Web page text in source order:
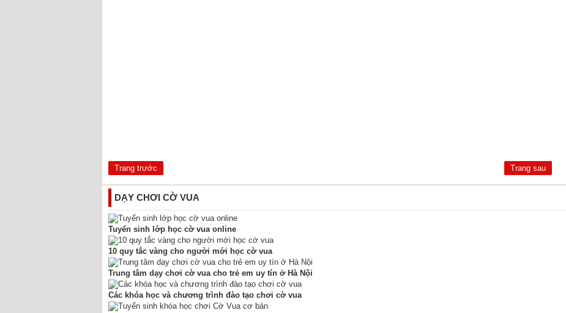
Trang trước Trang sau
DẠY CHƠI CỜ VUA
Tuyển sinh lớp học cờ vua online
10 quy tắc vàng cho người mới học cờ vua
Trung tâm dạy chơi cờ vua cho trẻ em uy tín ở Hà Nội
Các khóa học và chương trình đào tạo chơi cờ vua